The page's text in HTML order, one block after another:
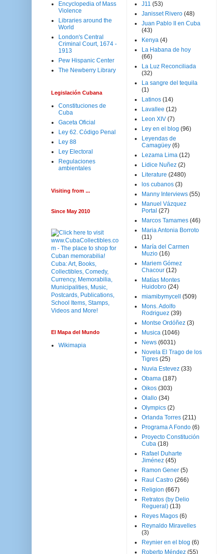
Encyclopedia of Mass
Violence
Libraries around the
World
London's Central
Criminal Court, 1674 -
1913
Pew Hispanic Center
The Newberry Library
Legislación Cubana
Constituciones de
Cuba
Gaceta Oficial
Ley 62. Código Penal
Ley 88
Ley Electoral
Regulaciones
ambientales
Visiting from ...
Since May 2010
El Mapa del Mundo
Wikimapia
J11 (53)
Janisset Rivero (48)
Juan Pablo II en Cuba
(43)
Kenya (4)
La Habana de hoy
(66)
La Luz Reconciliada
(32)
La sangre del tequila
(1)
Latinos (14)
Lavallee (12)
Leon XIV (7)
Ley en el blog (96)
Leyendas de
Camagüey (6)
Lezama Lima (12)
Lidice Nuñez (2)
Literature (2480)
los cubanos (3)
Manny Interviews (55)
Manuel Vázquez
Portal (27)
Marcos Tamames (46)
Maria Antonia Borroto
(11)
María del Carmen
Muzio (16)
Mariem Gómez
Chacour (12)
Matías Montes
Huidobro (24)
miamibymycell
(509)
Mons. Adolfo
Rodriguez (39)
Montse Ordóñez (3)
Musica (1046)
News (6031)
Novela El Trago de los
Tigres (25)
Nuvia Estevez (33)
Obama (187)
Oikos (303)
Olallo (34)
Olympics (2)
Orlanda Torres (211)
Programa A Fondo (6)
Proyecto Constitución
Cuba (18)
Rafael Duharte
Jiménez (45)
Ramon Gener (5)
Raul Castro (266)
Religion (667)
Retratos (by Delio
Regueral) (13)
Reyes Magos (6)
Reynaldo Miravelles
(3)
Reynier en el blog (6)
Roberto Méndez (55)